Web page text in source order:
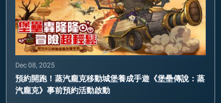
Dec 08, 2025
預約開跑！蒸汽龐克移動城堡養成手遊《堡壘傳說：蒸
汽龐克》事前預約活動啟動